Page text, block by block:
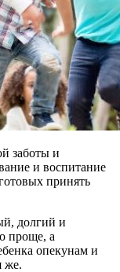
заботы и
и воспитание
принять
долгий и
проще, а
опекунам и
же.